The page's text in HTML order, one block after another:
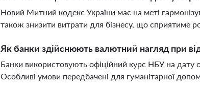
Новий Митний кодекс України має на меті
також знизити витрати для бізнесу, що сприятиме
Як банки здійснюють валютний нагляд при
Банки використовують офіційний курс НБУ на дату
Особливі умови передбачені для гуманітарної